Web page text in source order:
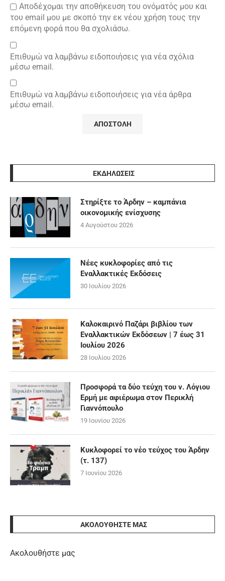
Αποδέχομαι την αποθήκευση του ονόματός μου και
του email μου με σκοπό την εκ νέου χρήση τους την
επόμενη φορά που θα σχολιάσω.
Επιθυμώ να λαμβάνω ειδοποιήσεις για νέα σχόλια
μέσω email.
Επιθυμώ να λαμβάνω ειδοποιήσεις για νέα άρθρα
μέσω email.
ΕΚΔΗΛΩΣΕΙΣ
Στηρίξτε το Άρδην – καμπάνια
οικονομικής ενίσχυσης
4 Αυγούστου 2026
Νέες κυκλοφορίες από τις
Εναλλακτικές Εκδόσεις
30 Ιουλίου 2026
Καλοκαιρινό Παζάρι βιβλίου των
Εναλλακτικών Εκδόσεων | 7 έως 31
Ιουλίου 2026
28 Ιουλίου 2026
Προσφορά τα δύο τεύχη του ν. Λόγιου
Ερμή με αφιέρωμα στον Περικλή
Γιαννόπουλο
19 Ιουνίου 2026
Κυκλοφορεί το νέο τεύχος του Άρδην
(τ. 137)
7 Ιουνίου 2026
ΑΚΟΛΟΥΘΉΣΤΕ ΜΑΣ
Ακολουθήστε μας